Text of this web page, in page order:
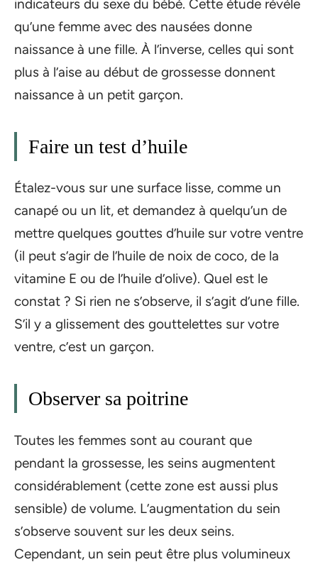
indicateurs du sexe du bébé. Cette étude révèle
qu’une femme avec des nausées donne
naissance à une fille. À l’inverse, celles qui sont
plus à l’aise au début de grossesse donnent
naissance à un petit garçon.
Faire un test d’huile
Étalez-vous sur une surface lisse, comme un
canapé ou un lit, et demandez à quelqu’un de
mettre quelques gouttes d’huile sur votre ventre
(il peut s’agir de l’huile de noix de coco, de la
vitamine E ou de l’huile d’olive). Quel est le
constat ? Si rien ne s’observe, il s’agit d’une fille.
S’il y a glissement des gouttelettes sur votre
ventre, c’est un garçon.
Observer sa poitrine
Toutes les femmes sont au courant que
pendant la grossesse, les seins augmentent
considérablement (cette zone est aussi plus
sensible) de volume. L’augmentation du sein
s’observe souvent sur les deux seins.
Cependant, un sein peut être plus volumineux